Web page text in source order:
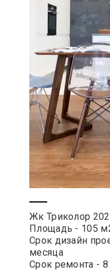
Жк Триколор
Площадь - 105
Срок дизайн
месяца
Срок ремонта -